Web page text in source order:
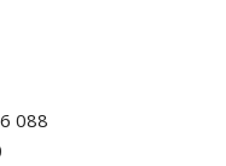
088